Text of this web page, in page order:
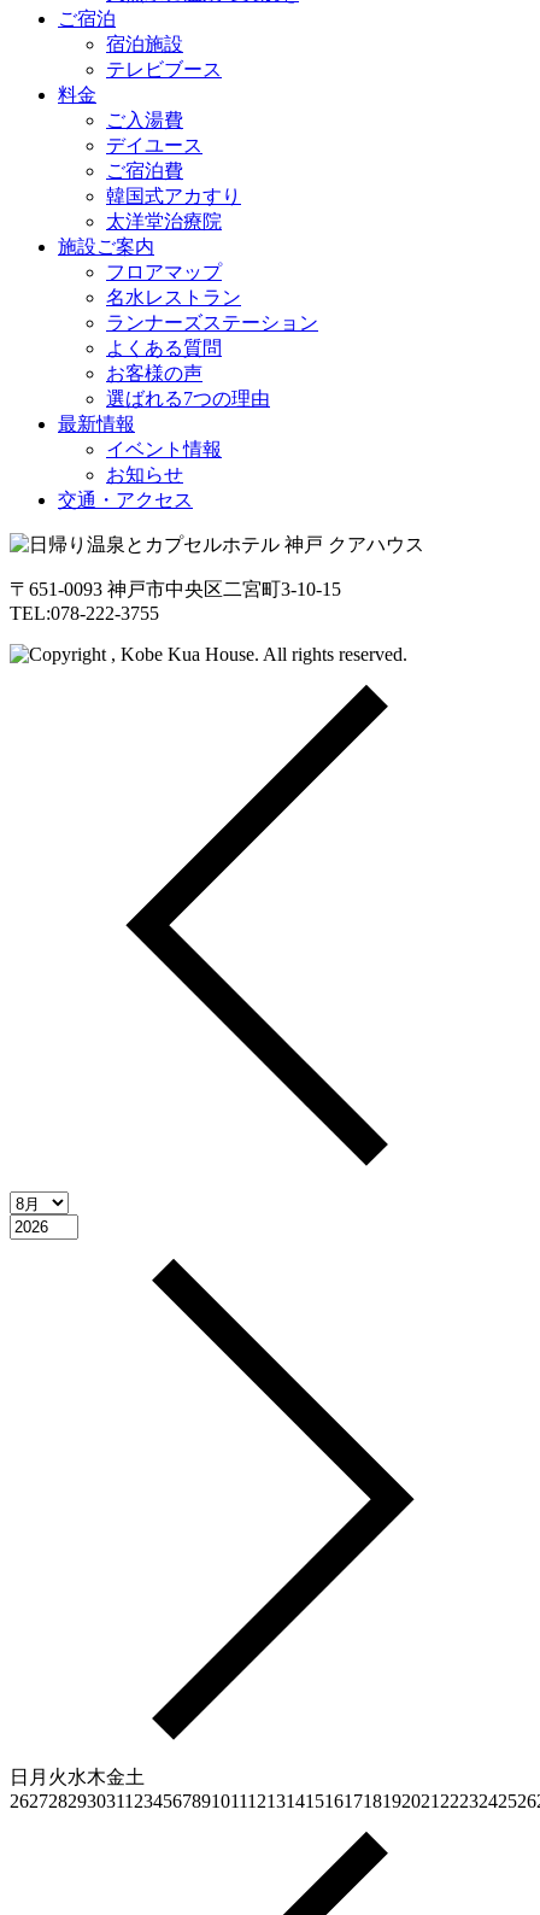
ご宿泊
宿泊施設
テレビブース
料金
ご入湯費
デイユース
ご宿泊費
韓国式アカすり
太洋堂治療院
施設ご案内
フロアマップ
名水レストラン
ランナーズステーション
よくある質問
お客様の声
選ばれる7つの理由
最新情報
イベント情報
お知らせ
交通・アクセス
〒651-0093 神戸市中央区二宮町3-10-15
TEL:078-222-3755
日 月 火水木金土
2627282930311 23456789101112131415161718192021 2223242526